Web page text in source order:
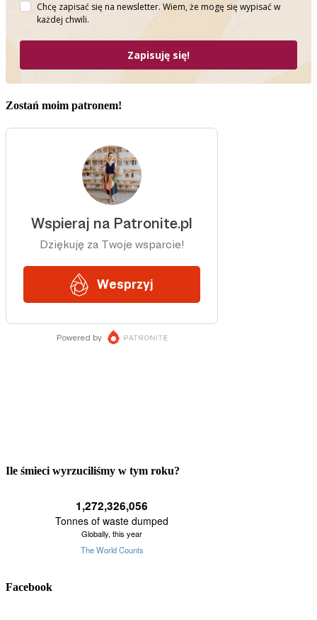
Chcę zapisać się na newsletter. Wiem, że mogę się wypisać w
każdej chwili.
Zapisuję się!
Zostań moim patronem!
Ile śmieci wyrzuciliśmy w tym roku?
Facebook